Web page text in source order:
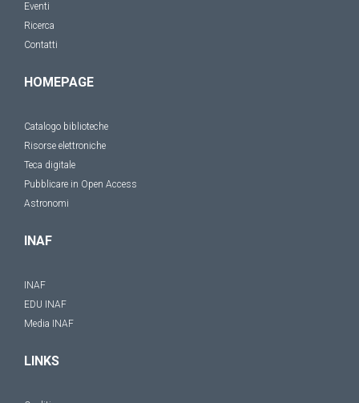
Eventi
Ricerca
Contatti
HOMEPAGE
Catalogo biblioteche
Risorse elettroniche
Teca digitale
Pubblicare in Open Access
Astronomi
INAF
INAF
EDU INAF
Media INAF
LINKS